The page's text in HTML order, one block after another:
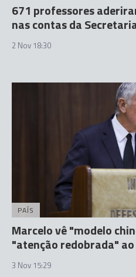
671 professores
nas contas da
2 Nov 18:30
PAÍS
Marcelo vê "modelo
"atenção redobrada"
3 Nov 15:29